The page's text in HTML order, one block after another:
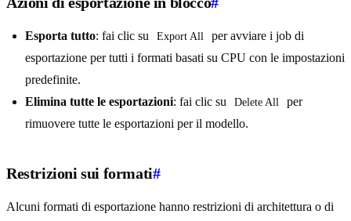
Esporta tutto: fai clic su Export All
per avviare i job di
esportazione per tutti i formati basati su CPU con le impostazioni
predefinite.
Elimina tutte le esportazioni: fai clic su Delete All
per
rimuovere tutte le esportazioni per il modello.
Restrizioni sui formati#
Alcuni formati di esportazione hanno restrizioni di architettura o di